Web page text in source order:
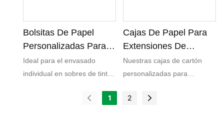
conciencia ecológica.
Bolsitas De Papel
Personalizadas Para
Tinte De Cabello,
Sobres De Colorante
Ideal para el envasado
individual en sobres de tintes
Cajas De Papel Para
Extensiones De
Cabello Con Diseño
Personalizado Y
Nuestras cajas de cartón
personalizadas para
la solución de embalaje
1 2